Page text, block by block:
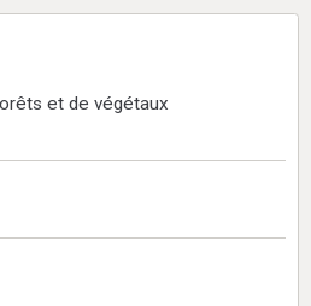
et de végétaux